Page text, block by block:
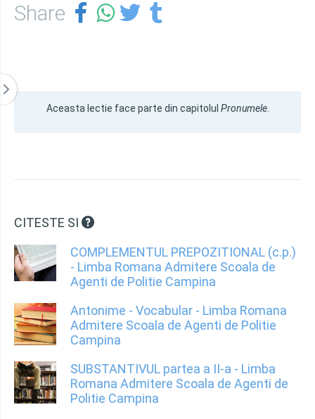
Share
Aceasta lectie face parte din capitolul Pronumele
CITESTE SI
COMPLEMENTUL PREPOZITIONAL (c.p.)
- Limba Romana Admitere Scoala de
Agenti de Politie Campina
Antonime - Vocabular - Limba Romana
Admitere Scoala de Agenti de Politie
Campina
SUBSTANTIVUL partea a II-a - Limba
Romana Admitere Scoala de Agenti de
Politie Campina